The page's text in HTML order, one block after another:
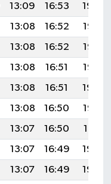
13:09 16:53
19:59
13:08 16:52
19:58
13:08 16:52
19:56
13:08 16:51
19:55
13:08 16:51
19:54
13:08 16:50
19:53
13:07 16:50
19:51
13:07 16:49
19:50
13:07 16:49
19:49